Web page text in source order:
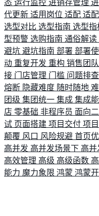
态 运行监控 进销存管理
代更新 适用岗位 适配 适
选型对比 选型指南 选型指
型预警 选购指南 通俗解读
避坑 避坑指南 部署 部署
动 重复开发 重构 销售团队
接 门店管理 门槛 问题排查
熔断 隐藏难度 随时随地
团级 集团统一 集成 集成
店 零基础 非程序员 面向
试 页面搭建 项目交付 项
颠覆 风口 风险规避 首页
高并发 高并发场景下 高并
高效管理 高级 高级函数
能力 魔力象限 鸿蒙 鸿蒙